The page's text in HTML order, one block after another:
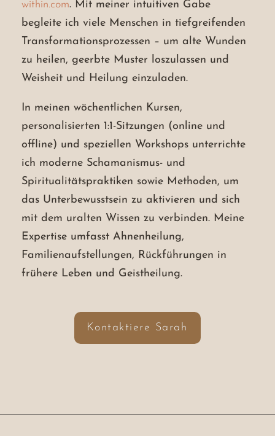
within.com. Mit meiner intuitiven Gabe
begleite ich viele Menschen in tiefgreifenden
Transformationsprozessen – um alte Wunden
zu heilen, geerbte Muster loszulassen und
Weisheit und Heilung einzuladen.
In meinen wöchentlichen Kursen,
personalisierten 1:1-Sitzungen (online und
offline) und speziellen Workshops unterrichte
ich moderne Schamanismus- und
Spiritualitätspraktiken sowie Methoden, um
das Unterbewusstsein zu aktivieren und sich
mit dem uralten Wissen zu verbinden. Meine
Expertise umfasst Ahnenheilung,
Familienaufstellungen, Rückführungen in
frühere Leben und Geistheilung.
Kontaktiere Sarah